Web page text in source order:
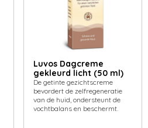
Luvos Dagcreme
gekleurd licht (50 ml)
De getinte gezichtscreme
bevordert de zelfregeneratie
van de huid, ondersteunt de
vochtbalans en beschermt.